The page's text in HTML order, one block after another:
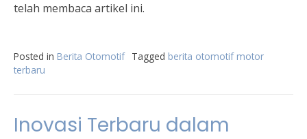
telah membaca artikel ini.
Posted in Berita Otomotif Tagged berita otomotif motor
terbaru
Inovasi Terbaru dalam